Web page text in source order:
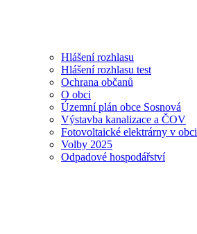
Hlášení rozhlasu
Hlášení rozhlasu test
Ochrana občanů
O obci
Územní plán obce Sosnová
Výstavba kanalizace a ČOV
Fotovoltaické elektrárny v obci
Volby 2025
Odpadové hospodářství